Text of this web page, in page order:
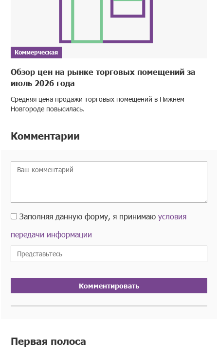
Коммерческая
Обзор цен на рынке торговых помещений за
июль 2026 года
Средняя цена продажи торговых помещений в Нижнем
Новгороде повысилась.
Комментарии
Заполняя данную форму, я принимаюусловия
передачи информации
Комментировать
Первая полоса